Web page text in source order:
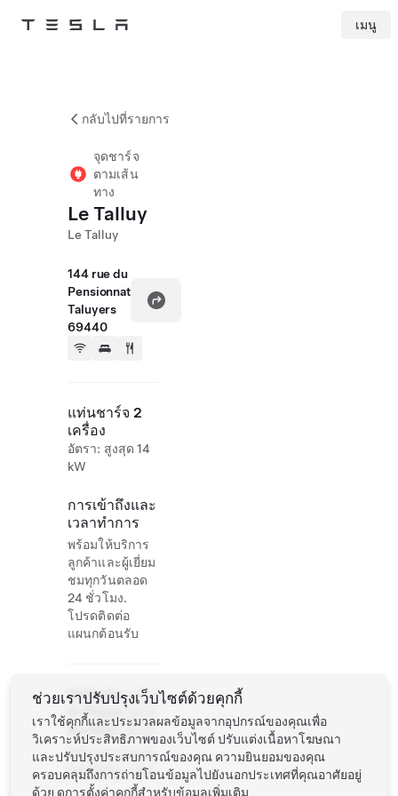
Tesla เมนู
กลับไปที่รายการ
จุดชาร์จ
ตามเส้น
ทาง
Le Talluy
Le Talluy
144 rue du
Pensionnat
Taluyers
69440
แท่นชาร์จ 2
เครื่อง
อัตรา: สูงสุด 14
kW
การเข้าถึงและ
เวลาทำการ
พร้อมให้บริการ
ลูกค้าและผู้เยี่ยม
ชมทุกวันตลอด
24 ชั่วโมง.
โปรดติดต่อ
แผนกต้อนรับ
Website
& Phone
Number
+33 4
78 19
19 00
http://www.cha
teautalluy.com/
ช่วยเราปรับปรุงเว็บไซต์ด้วยคุกกี้
เราใช้คุกกี้และประมวลผลข้อมูลจากอุปกรณ์ของคุณเพื่อ
วิเคราะห์ประสิทธิภาพของเว็บไซต์ ปรับแต่งเนื้อหาโฆษณา
และปรับปรุงประสบการณ์ของคุณ ความยินยอมของคุณ
ครอบคลุมถึงการถ่ายโอนข้อมูลไปยังนอกประเทศที่คุณอาศัยอยู่
ด้วย ดูการตั้งค่าคุกกี้สำหรับข้อมูลเพิ่มเติม